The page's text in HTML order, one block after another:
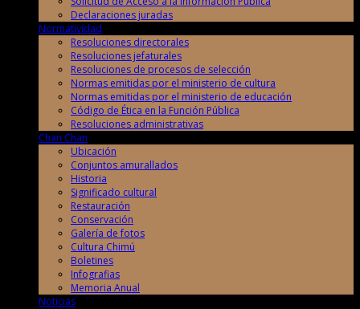
Declaraciones juradas
Normatividad
Resoluciones directorales
Resoluciones jefaturales
Resoluciones de procesos de selección
Normas emitidas por el ministerio de cultura
Normas emitidas por el ministerio de educación
Código de Ética en la Función Pública
Resoluciones administrativas
Chan Chan
Ubicación
Conjuntos amurallados
Historia
Significado cultural
Restauración
Conservación
Galería de fotos
Cultura Chimú
Boletines
Infografias
Memoria Anual
Noticias